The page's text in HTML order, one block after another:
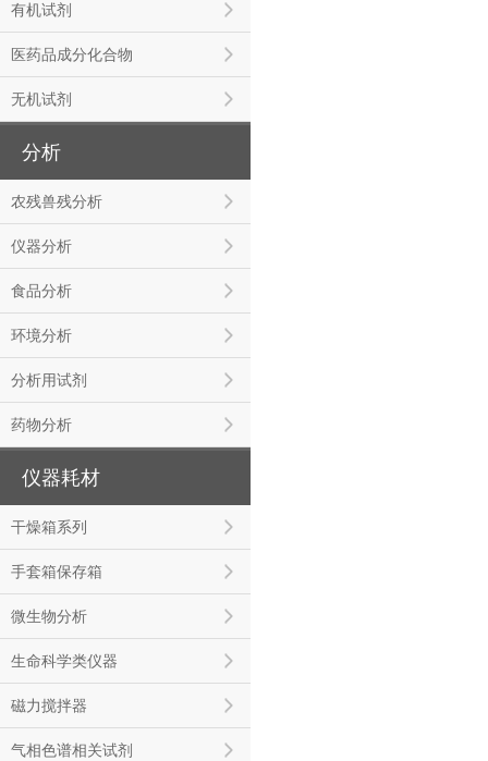
有机试剂
医药品成分化合物
无机试剂
分析
农残兽残分析
仪器分析
食品分析
环境分析
分析用试剂
药物分析
仪器耗材
干燥箱系列
手套箱保存箱
微生物分析
生命科学类仪器
磁力搅拌器
气相色谱相关试剂